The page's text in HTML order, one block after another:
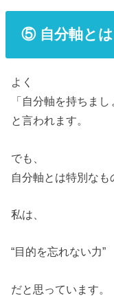
⑤ 自分軸とは
よく
「自分軸を持ちまし
と言われます。
でも、
自分軸とは特別なも
私は、
“目的を忘れない力”
だと思っています。